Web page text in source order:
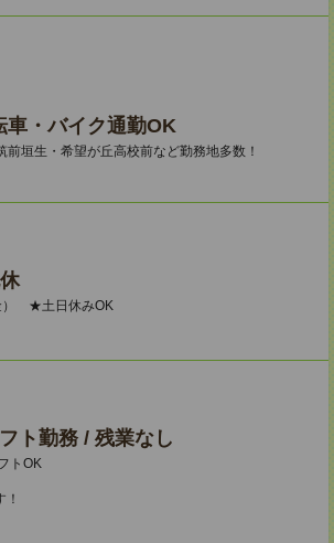
車・バイク通勤OK
前垣生・希望が丘高校前など勤務地多数！
） ★土日休みOK
ト勤務 / 残業なし
トOK